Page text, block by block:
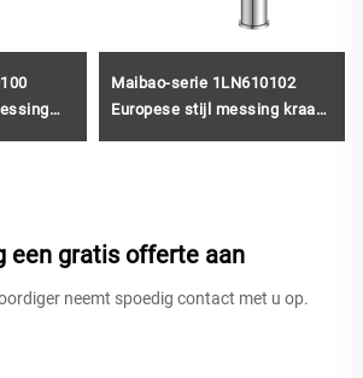
Maibao-serie 1LN610102
Europese stijl messing kraan
grijs
een gratis offerte aan
neemt spoedig contact met u op.